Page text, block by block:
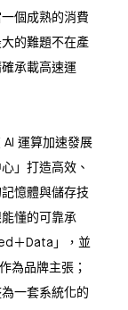
個成熟的消費
的難題不在產
承載高速運
AI 運算加速發展
」打造高效、
憶體與儲存技
懂的可靠承
＋Data」，並
為品牌主張；
一套系統化的